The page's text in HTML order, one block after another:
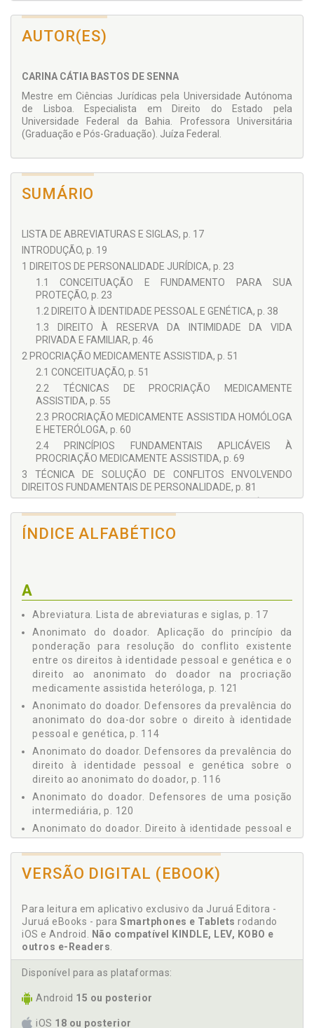
preponderar na procriação medicamente assistida heterólo­
ga: o direito à identidade pessoal e genética da criança que
genético.
AUTOR(ES)
CARINA CÁTIA BASTOS DE SENNA
Mestre em Ciências Jurídi­cas pela Universidade Au­tónoma
de Lisboa. Especialista em Direito do Estado pela
Universidade Federal da Bahia. Professora Univer­sitária
(Graduação e Pós-Graduação). Juíza Federal.
SUMÁRIO
LISTA DE ABREVIATURAS E SIGLAS, p. 17
INTRODUÇÃO, p. 19
1 DIREITOS DE PERSONALIDADE JURÍDICA, p. 23
1.1 CONCEITUAÇÃO E FUNDAMENTO PARA SUA
PROTEÇÃO, p. 23
1.2 DIREITO À IDENTIDADE PESSOAL E GENÉTICA, p. 38
1.3 DIREITO À RESERVA DA INTIMIDADE DA VIDA
PRIVADA E FAMILIAR, p. 46
2 PROCRIAÇÃO MEDICAMENTE ASSISTIDA, p. 51
2.1 CONCEITUAÇÃO, p. 51
2.2 TÉCNICAS DE PROCRIAÇÃO MEDICAMENTE
ASSISTIDA, p. 55
2.3 PROCRIAÇÃO MEDICAMENTE ASSISTIDA HOMÓLOGA
E HETERÓLOGA, p. 60
2.4 PRINCÍPIOS FUNDAMENTAIS APLICÁVEIS À
PROCRIAÇÃO MEDICAMENTE ASSISTIDA, p. 69
3 TÉCNICA DE SOLUÇÃO DE CONFLITOS ENVOLVENDO
DIREITOS FUNDAMENTAIS DE PERSONALIDADE, p. 81
82
3.2 CONCORRÊNCIA E COLISÃO ENTRE PRINCÍPIOS
PROCRIAÇÃO MEDICAMENTE ASSISTIDA HETERÓLOGA E O
ANONIMATO DO DOADOR, p. 107
4.1 DEFENSORES DA PREVALÊNCIA DO ANONIMATO DO
DOADOR SOBRE O DIREITO À IDENTIDADE PESSOAL E
GENÉTICA, p. 114
4.2 DEFENSORES DA PREVALÊNCIA DO DIREITO À
IDENTIDADE PESSOAL E GENÉTICA SOBRE O DIREITO AO
ANONIMATO DO DOADOR, p. 116
4.3 DEFENSORES DE UMA POSIÇÃO INTERMEDIÁRIA, p.
4.4 APLICAÇÃO DO PRINCÍPIO DA PONDERAÇÃO PARA
RESOLUÇÃO DO CONFLITO EXISTENTE ENTRE OS
DIREITOS À IDENTIDADE PESSOAL E GENÉTICA E O
DIREITO AO ANONIMATO DO DOADOR NA PROCRIAÇÃO
MEDICAMENTE ASSISTIDA HETERÓLOGA, p. 121
CONCLUSÃO, p. 129
REFERÊNCIAS, p. 135
ÍNDICE ALFABÉTICO
A
Abreviatura. Lista de abreviaturas e siglas, p. 17
Anonimato do doador. Aplicação do princípio da
ponderação para resolução do conflito existente
entre os direitos à identidade pessoal e genética e o
direito ao anonimato do doador na procriação
medicamente assistida heteróloga, p. 121
Anonimato do doador. Defensores da prevalência do
anonimato do doa-dor sobre o direito à identidade
pessoal e genética, p. 114
Anonimato do doador. Defensores da prevalência do
direito à identidade pessoal e genética sobre o
direito ao anonimato do doador, p. 116
Anonimato do doador. Defensores de uma posição
intermediária, p. 120
Anonimato do doador. Direito à identidade pessoal e
heteróloga e o anonimato do doador, p. 107
Aplicação do princípio da ponderação para resolução
pessoal e genética e o direito ao anonimato do
doador na procriação medicamente assistida
heteróloga, p. 121
C
fundamentais, p. 90
Conclusão, p. 129
VERSÃO DIGITAL (EBOOK)
Para leitura em aplicativo exclusivo da Juruá Editora -
Juruá eBooks - para Smartphones e Tablets rodando
iOS e Android. Não compatível KINDLE, LEV, KOBO e
outros e-Readers.
Disponível para as plataformas:
Android 15 ou posterior
iOS 18 ou posterior